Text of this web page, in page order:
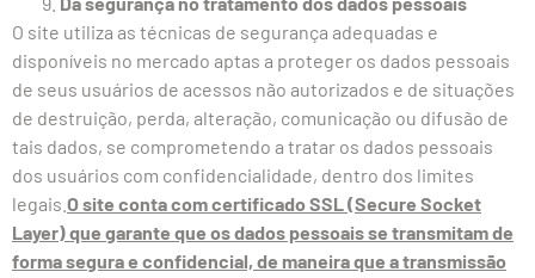
O site utiliza as técnicas de segurança adequadas e
disponíveis no mercado aptas a proteger os dados pessoais
de seus usuários de acessos não autorizados e de situações
de destruição, perda, alteração, comunicação ou difusão de
tais dados, se comprometendo a tratar os dados pessoais
dos usuários com confidencialidade, dentro dos limites
legais. O site conta com certificado SSL (Secure Socket
Layer) que garante que os dados pessoais se transmitam de
forma segura e confidencial, de maneira que a transmissão